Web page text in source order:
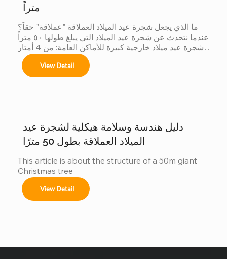
متراً
ما الذي يجعل شجرة عيد الميلاد العملاقة "عملاقة" حقاً؟
عندما نتحدث عن شجرة عيد الميلاد التي يبلغ طولها ٥٠ متراً
شجرة عيد ميلاد خارجية كبيرة للأماكن العامة: من 4 أمتار
إلى 50 مترًا شجرة عيد الميلاد الكبيرة في الهواء الطلق
نحن متخصصون في تصاميم مخصصة لأشجار عيد الميلاد
العملاقة لتتناسب مع موضوعك لا يوجد مكانان متشابهان،
View Detail
دليل هندسة وسلامة هيكلية لشجرة عيد
الميلاد العملاقة بطول 50 مترًا
This article is about the structure of a 50m giant
Christmas tree
View Detail